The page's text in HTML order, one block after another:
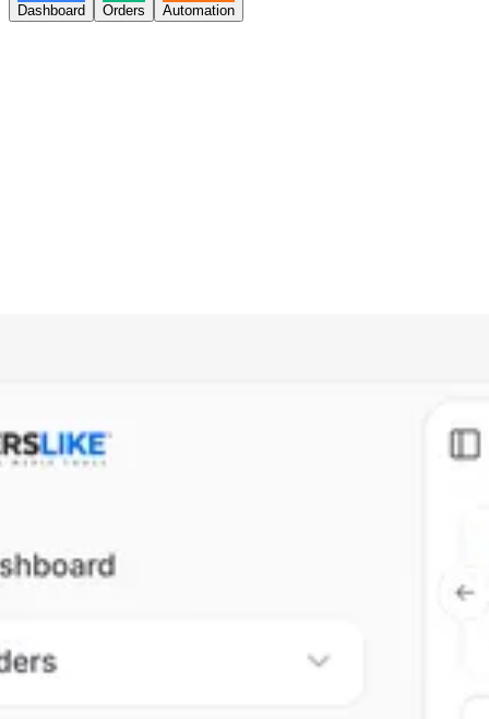
Dashboard Orders Automation